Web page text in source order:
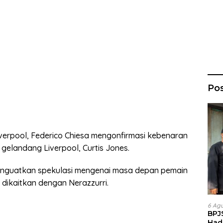
Federico Chiesa mengonfirmasi kebenaran
Liverpool, Curtis Jones.
spekulasi mengenai masa depan pemain
dengan Nerazzurri.
6